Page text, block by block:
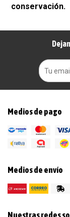
conservación.
Medios de pago
Medios de envío
Nuestras redes